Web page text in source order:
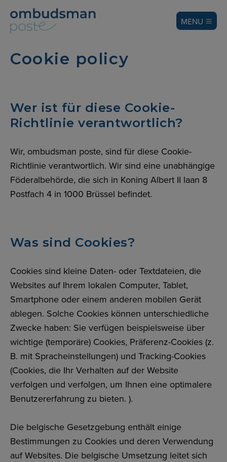
MENU
Cookie policy
Wer ist für diese Cookie-
Richtlinie verantwortlich?
Wir, ombudsman poste, sind für diese Cookie-
Richtlinie verantwortlich. Wir sind eine unabhängige
Föderalbehörde, die sich in Koning Albert II laan 8
Postfach 4 in 1000 Brüssel befindet.
Was sind Cookies?
Cookies sind kleine Daten- oder Textdateien, die
Websites auf Ihrem lokalen Computer, Tablet,
Smartphone oder einem anderen mobilen Gerät
ablegen. Solche Cookies können unterschiedliche
Zwecke haben: Sie verfügen beispielsweise über
wichtige (temporäre) Cookies, Präferenz-Cookies (z.
B. mit Spracheinstellungen) und Tracking-Cookies
(Cookies, die Ihr Verhalten auf der Website
verfolgen und verfolgen, um Ihnen eine optimalere
Benutzererfahrung zu bieten. ).
Die belgische Gesetzgebung enthält einige
Bestimmungen zu Cookies und deren Verwendung
auf Websites. Die belgische Umsetzung leitet sich